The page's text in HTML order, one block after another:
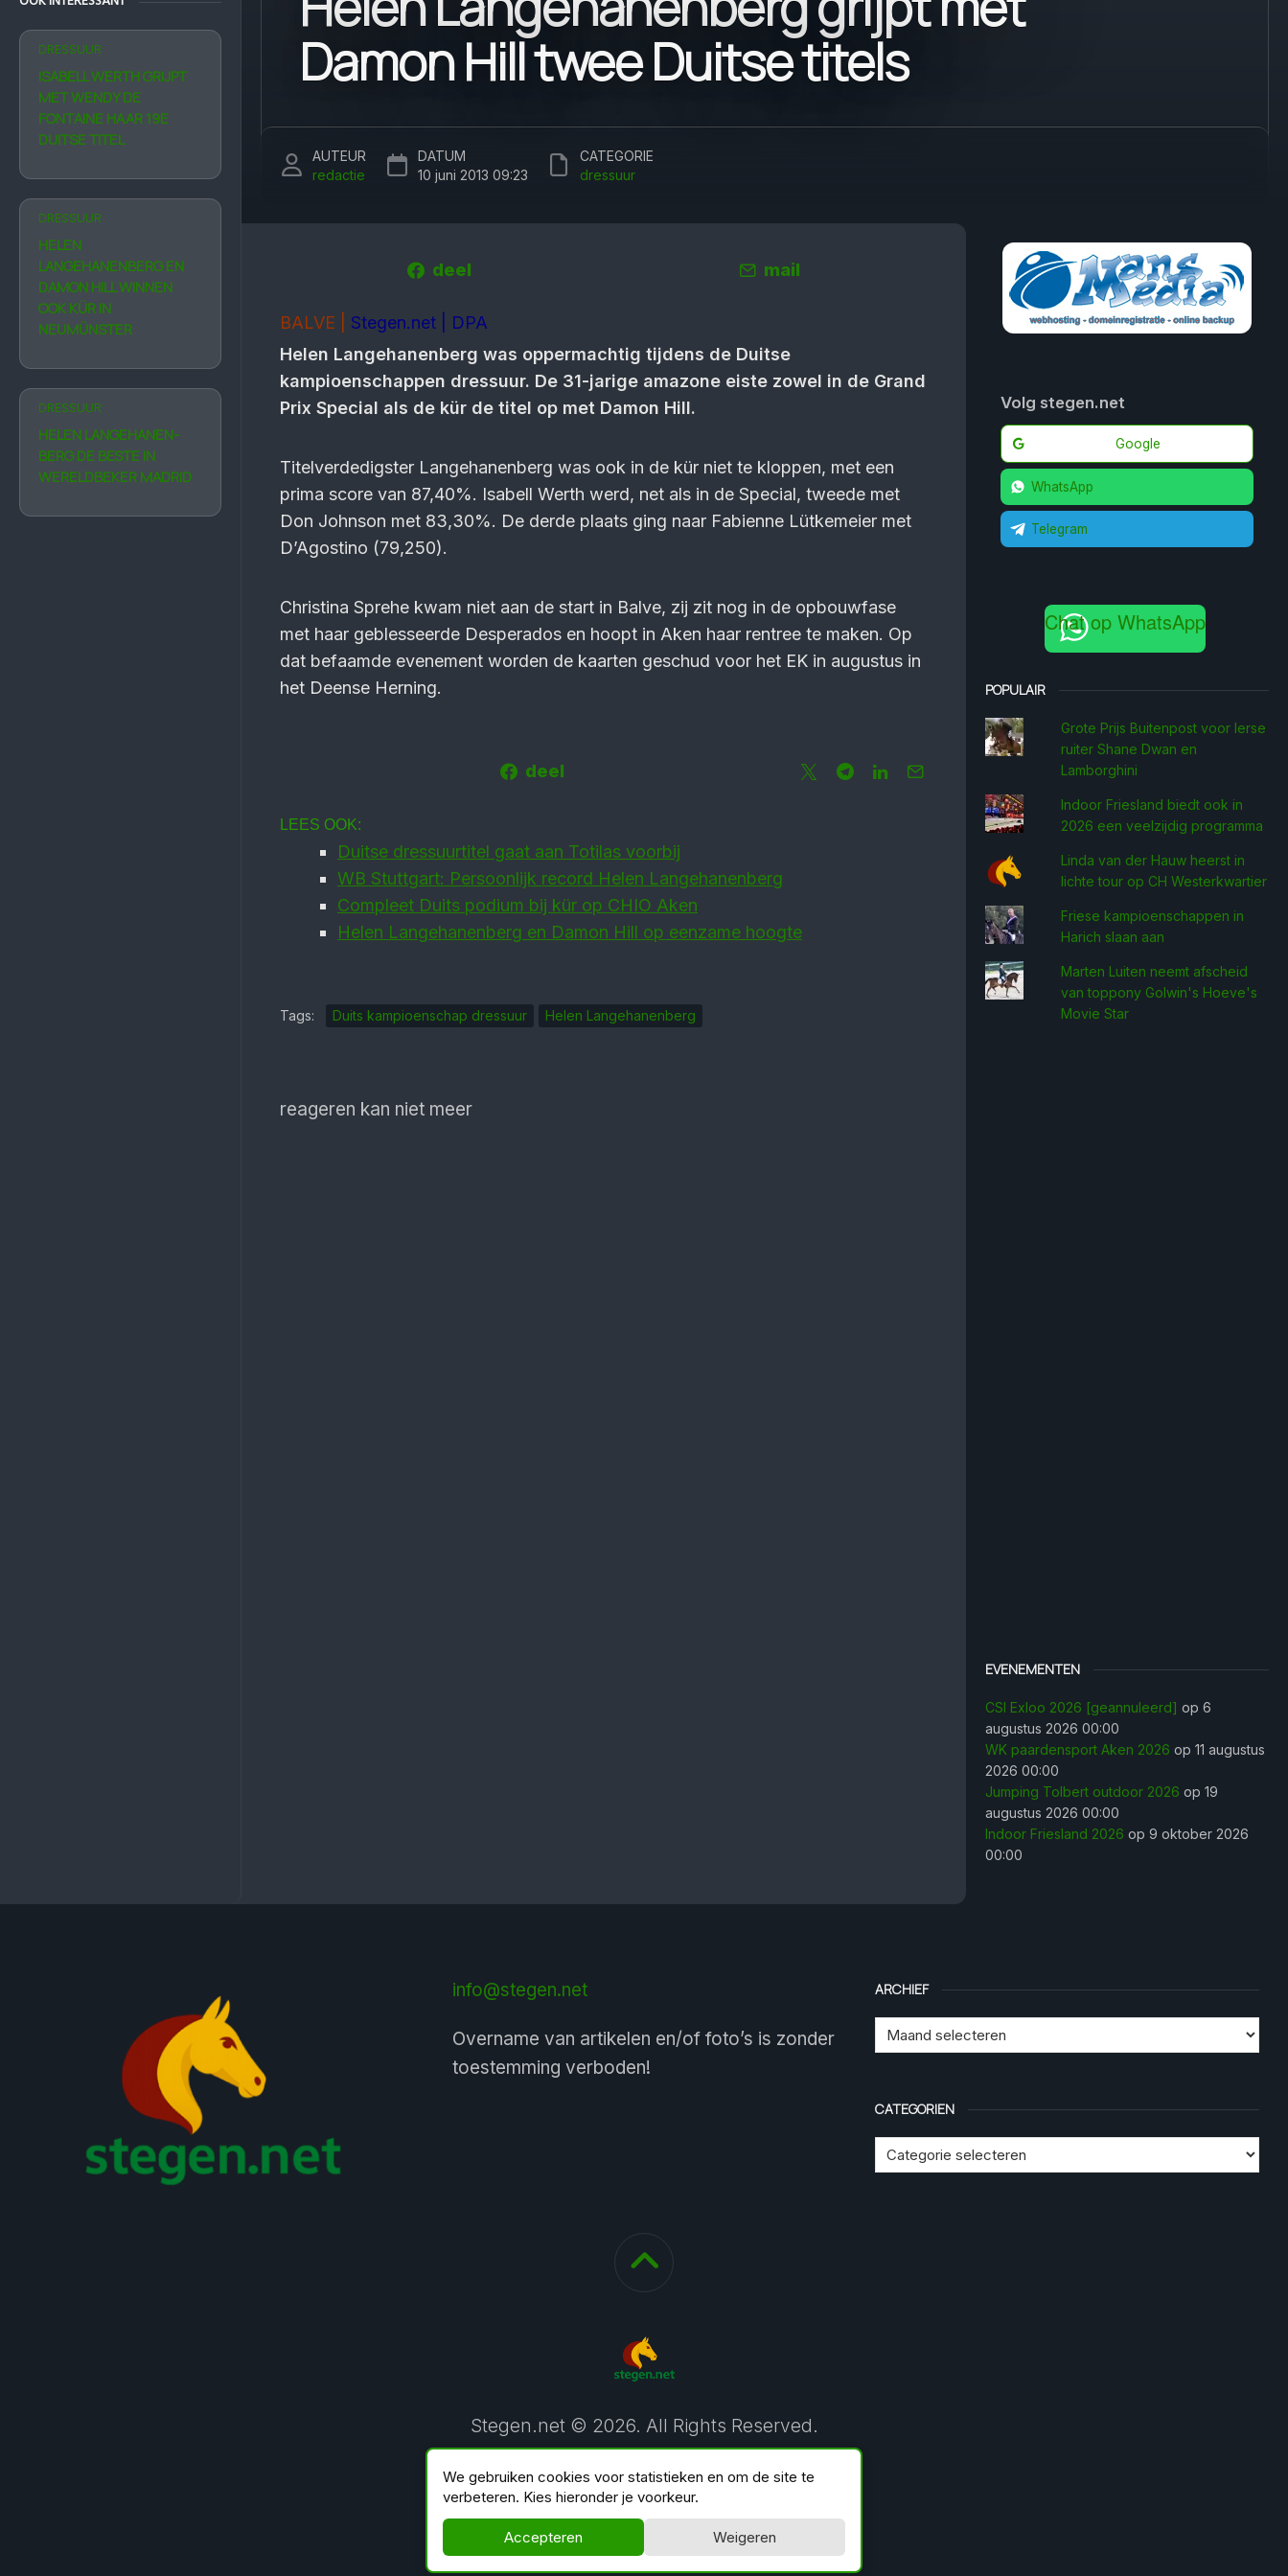
DRESSUUR
ISABELL WERTH GRIJPT
MET WENDY DE
FONTAINE HAAR 19E
DUITSE TITEL
DRESSUUR
HELEN
LANGEHANENBERG EN
DAMON HILL WINNEN
OOK KÜR IN
NEUMÜNSTER
DRESSUUR
HELEN LANGE­HANEN­
BERG DE BESTE IN
WERELDBEKER MADRID
Damon Hill twee Duitse titels
AUTEUR
redactie
DATUM
10 juni 2013 09:23
CATEGORIE
dressuur
deel mail
BALVE | Stegen.net | DPA
Helen Langehanenberg was oppermachtig tijdens de Duitse
kampioenschappen dressuur. De 31-jarige amazone eiste zowel in de Grand
Prix Special als de kür de titel op met Damon Hill.
Titelverdedigster Langehanenberg was ook in de kür niet te kloppen, met een
prima score van 87,40%. Isabell Werth werd, net als in de Special, tweede met
Don Johnson met 83,30%. De derde plaats ging naar Fabienne Lütkemeier met
D’Agostino (79,250).
Christina Sprehe kwam niet aan de start in Balve, zij zit nog in de opbouwfase
met haar geblesseerde Desperados en hoopt in Aken haar rentree te maken. Op
dat befaamde evenement worden de kaarten geschud voor het EK in augustus in
het Deense Herning.
deel
LEES OOK:
Duitse dressuurtitel gaat aan Totilas voorbij
WB Stuttgart: Persoonlijk record Helen Langehanenberg
Compleet Duits podium bij kür op CHIO Aken
Helen Langehanenberg en Damon Hill op eenzame hoogte
Tags: Duits kampioenschap dressuur Helen Langehanenberg
reageren kan niet meer
Volg stegen.net
Google
WhatsApp
Telegram
Chat op WhatsApp
POPULAIR
Grote Prijs Buitenpost voor Ierse
ruiter Shane Dwan en
Lamborghini
Indoor Friesland biedt ook in
2026 een veelzijdig programma
Linda van der Hauw heerst in
lichte tour op CH Westerkwartier
Friese kampioenschappen in
Harich slaan aan
Marten Luiten neemt afscheid
van toppony Golwin's Hoeve's
Movie Star
EVENEMENTEN
CSI Exloo 2026 [geannuleerd] op 6
augustus 2026 00:00
WK paardensport Aken 2026 op 11 augustus
2026 00:00
Jumping Tolbert outdoor 2026 op 19
augustus 2026 00:00
Indoor Friesland 2026 op 9 oktober 2026
00:00
info@stegen.net
Overname van artikelen en/of foto’s is zonder
toestemming verboden!
ARCHIEF
CATEGORIEN
Stegen.net © 2026. All Rights Reserved.
We gebruiken cookies voor statistieken en om de site te
verbeteren. Kies hieronder je voorkeur.
Accepteren Weigeren